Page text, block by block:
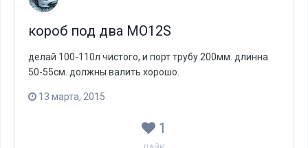
короб под два MO12S
делай 100-110л чистого, и порт трубу 200мм. длинна
50-55см. должны валить хорошо.
13 марта, 2015
1